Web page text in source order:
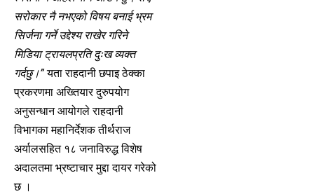
सरोकार नै नभएको विषय बनाई भ्रम
सिर्जना गर्ने उद्देश्य राखेर गरिने
मिडिया ट्रायलप्रति दुःख व्यक्त
गर्दछु।”यता राहदानी छपाइ ठेक्का
प्रकरणमा अख्तियार दुरुपयोग
अनुसन्धान आयोगले राहदानी
विभागका महानिर्देशक तीर्थराज
अर्यालसहित १८ जनाविरुद्ध विशेष
अदालतमा भ्रष्टाचार मुद्दा दायर गरेको
छ ।